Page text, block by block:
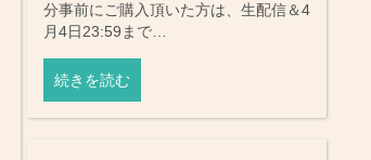
分事前にご購入頂いた方は、生配信＆4
月4日23:59まで…
続きを読む